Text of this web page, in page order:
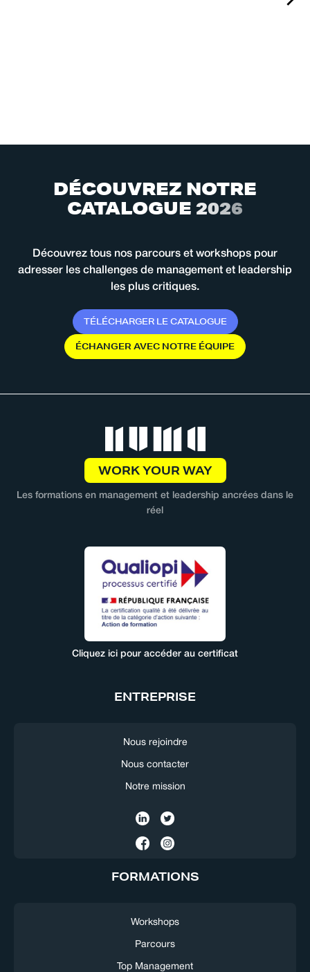
DÉCOUVREZ NOTRE
CATALOGUE 2026
Découvrez tous nos parcours et workshops pour
adresser les challenges de management et leadership
les plus critiques.
TÉLÉCHARGER LE CATALOGUE
ÉCHANGERAVEC NOTRE ÉQUIPE
WORK YOUR WAY
Les formations en management et leadership ancrées dans le
réel
Cliquez ici pour accéder au certificat
ENTREPRISE
Nous rejoindre
Nous contacter
Notre mission
FORMATIONS
Workshops
Parcours
Top Management